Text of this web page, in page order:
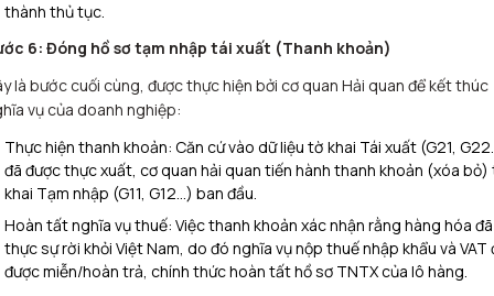
thành thủ tục.
6: Đóng hồ sơ tạm nhập tái xuất (Thanh khoản)
là bước cuối cùng, được thực hiện bởi cơ quan Hải quan để kết thúc
vụ của doanh nghiệp:
Thực hiện thanh khoản: Căn cứ vào dữ liệu tờ khai Tái xuất (G21,
đã được thực xuất, cơ quan hải quan tiến hành thanh khoản (xóa bỏ)
khai Tạm nhập (G11, G12…) ban đầu.
Hoàn tất nghĩa vụ thuế: Việc thanh khoản xác nhận rằng hàng hóa đã
thực sự rời khỏi Việt Nam, do đó nghĩa vụ nộp thuế nhập khẩu và VAT
được miễn/hoàn trả, chính thức hoàn tất hồ sơ TNTX của lô hàng.